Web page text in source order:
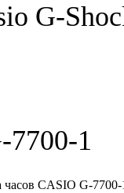
G-
7700-1
часов CASIO G-